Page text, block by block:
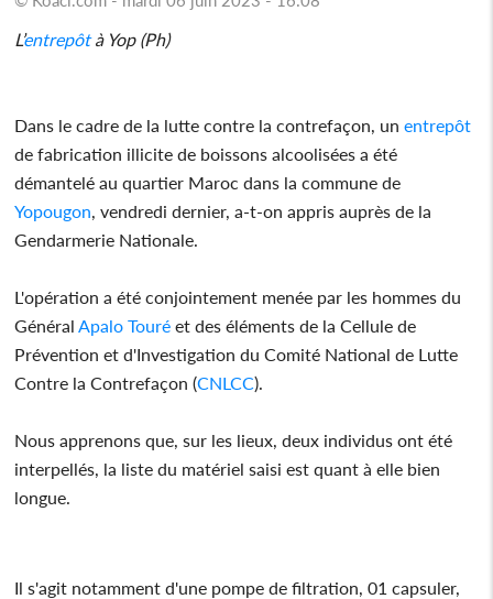
L’entrepôtà Yop (Ph)
Dans le cadre de la lutte contre la contrefaçon, unentrepôt
de fabrication illicite de boissons alcoolisées a été
démantelé au quartier Maroc dans la commune de
Yopougon , vendredi dernier, a-t-on appris auprès de la
Gendarmerie Nationale.
L'opération a été conjointement menée par les hommes du
Général Apalo Touré et des éléments de la Cellule de
Prévention et d'Investigation du Comité National de Lutte
Contre la Contrefaçon (CNLCC).
Nous apprenons que, sur les lieux, deux individus ont été
interpellés, la liste du matériel saisi est quant à elle bien
longue.
Il s'agit notamment d'une pompe de filtration, 01 capsuler,